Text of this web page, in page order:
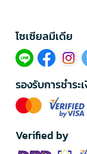
โซเซียลมีเดีย​
รองรับการชำระ
Verified by